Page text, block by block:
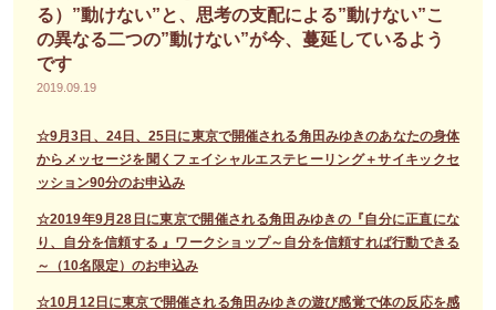
る）”動けない”と、思考の支配による”動けない”こ
の異なる二つの”動けない”が今、蔓延しているよう
です
2019.09.19
☆9月3日、24日、25日に東京で開催される角田みゆきのあなたの身体
からメッセージを聞くフェイシャルエステヒーリング＋サイキックセ
ッション90分のお申込み
☆2019年9月28日に東京で開催される角田みゆきの『自分に正直にな
り、自分を信頼する 』ワークショップ～自分を信頼すれば行動できる
～（10名限定）のお申込み
☆10月12日に東京で開催される角田みゆきの遊び感覚で体の反応を感